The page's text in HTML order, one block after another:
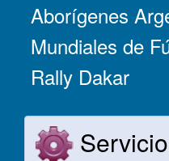
Aborígenes
Mundiales de
Rally Dakar